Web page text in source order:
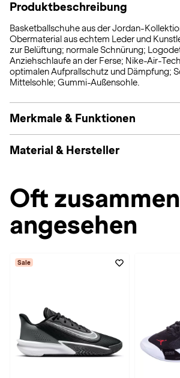
Produktbeschreibung
Basketballschuhe aus der Jordan-
Obermaterial aus echtem Leder und
zur Belüftung; normale Schnürung;
Anziehschlaufe an der Ferse; Nike-Air-
optimalen Aufprallschutz und Dämpfung;
Mittelsohle; Gummi-Außensohle.
Merkmale & Funktionen
Material & Hersteller
Oft zusammen
angesehen
Sale